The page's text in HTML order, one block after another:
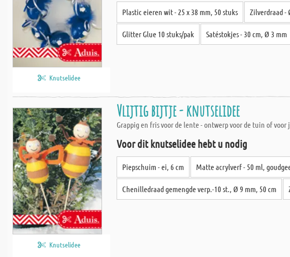
Knutselidee
Plastic eieren wit - 25 x 38 mm, 50 stuks Zilverdraad -
Glitter Glue 10 stuks/pak Satéstokjes - 30 cm, Ø 3 mm
Knutselidee
Vlijtig bijtje - knutselidee
Grappig en fris voor de lente - ontwerp voor de tuin of
Voor dit knutselidee hebt u nodig
Piepschuim - ei, 6 cm Matte acrylverf - 50 ml,
Chenilledraad gemengde verp.-10 st., Ø 9 mm, 50 cm